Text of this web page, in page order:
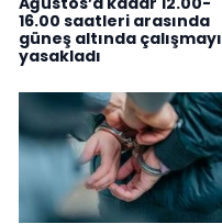
16.00 saatleri arasında
güneş altında çalışmayı
yasakladı